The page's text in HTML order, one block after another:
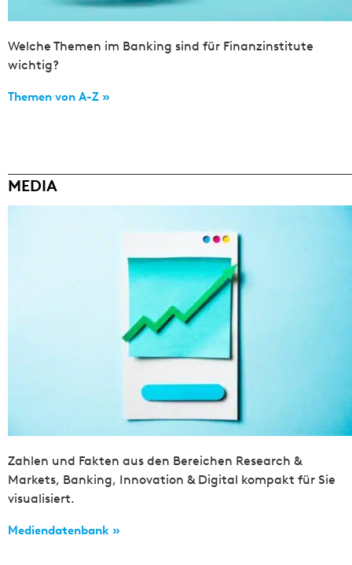
Welche Themen im Banking sind für Finanzinstitute
wichtig?
Themen von A-Z »
MEDIA
Zahlen und Fakten aus den Bereichen Research &
Markets, Banking, Innovation & Digital kompakt für Sie
visualisiert.
Mediendatenbank »